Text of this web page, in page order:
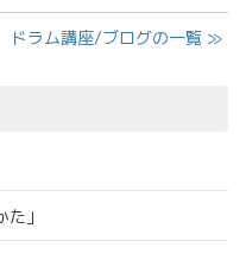
ドラム講座/ブログの一覧 ≫
」